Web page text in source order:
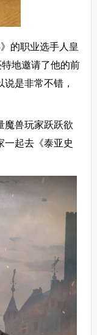
的职业选手人皇
地邀请了他的前
是非常不错，
魔兽玩家跃跃欲
一起去《泰亚史